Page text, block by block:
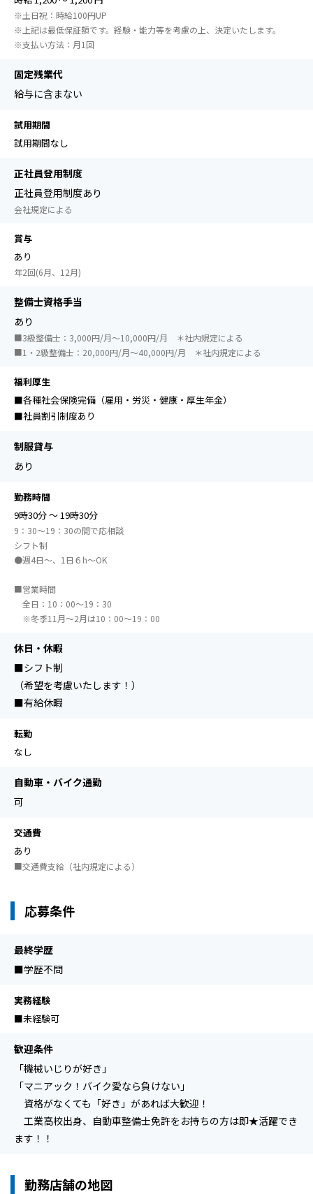
※土日祝：時給100円UP
※上記は最低保証額です。経験・能力等を考慮の上、決定いたします。
※⽀払い⽅法：⽉1回
固定残業代
給与に含まない
試用期間
試用期間なし
正社員登用制度
正社員登用制度あり
会社規定による
賞与
あり
年2回(6月、12月)
整備士資格手当
あり
■3級整備士：3,000円/月～10,000円/月 ＊社内規定による
■1・2級整備士：20,000円/月～40,000円/月 ＊社内規定による
福利厚生
■各種社会保険完備（雇用・労災・健康・厚生年金）
■社員割引制度あり
制服貸与
あり
勤務時間
9時30分 ～ 19時30分
9：30～19：30の間で応相談
シフト制
●週4日～、1日６h～OK
■営業時間
全日：10：00～19：30
※冬季11月～2月は10：00～19：00
休日・休暇
■シフト制
（希望を考慮いたします！）
■有給休暇
転勤
なし
自動車・バイク通勤
可
交通費
あり
■交通費支給（社内規定による）
応募条件
最終学歴
■学歴不問
実務経験
■未経験可
歓迎条件
「機械いじりが好き」
「マニアック！バイク愛なら負けない」
資格がなくても「好き」があれば大歓迎！
工業高校出身、自動車整備士免許をお持ちの方は即★活躍でき
ます！！
勤務店舗の地図